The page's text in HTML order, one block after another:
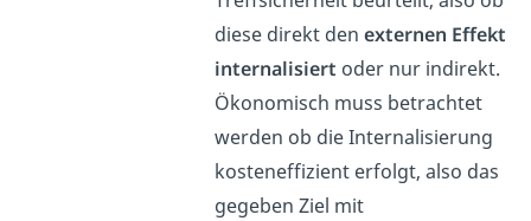
diese direkt den externen Effekt
internalisiert oder nur indirekt.
Ökonomisch muss betrachtet
werden ob die Internalisierung
kosteneffizient erfolgt, also das
gegeben Ziel mit